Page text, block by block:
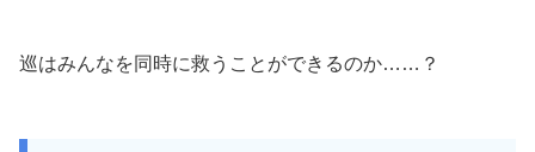
巡はみんなを同時に救うことができるのか……？